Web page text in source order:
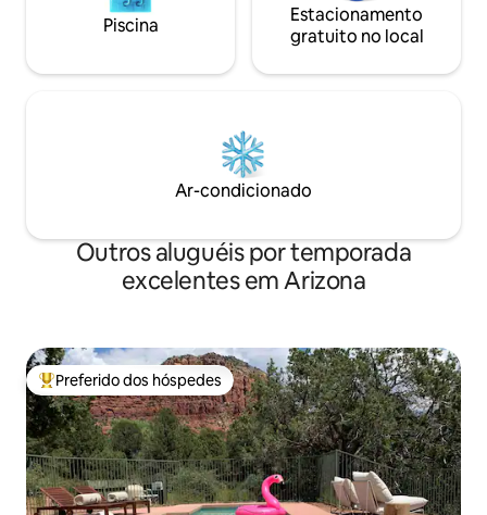
Piscina
Estacionamento
gratuito no local
Ar-condicionado
Outros aluguéis por temporada
excelentes em Arizona
Entre os melhores preferidos dos hóspedes
Preferido dos hóspedes